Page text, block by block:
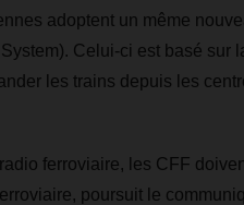
adoptent un même
Celui-ci est basé sur
les trains depuis les
ferroviaire, les CFF
poursuit le